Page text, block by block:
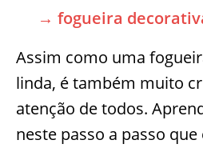
→ fogueira
Assim como uma
linda, é também muito
atenção de todos.
neste passo a passo